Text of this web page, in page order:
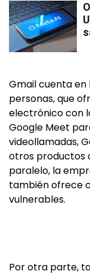
Gmail cuenta en
personas, que
electrónico con
Google Meet
videollamadas,
otros productos
paralelo, la
también ofrece
vulnerables.
Por otra parte,